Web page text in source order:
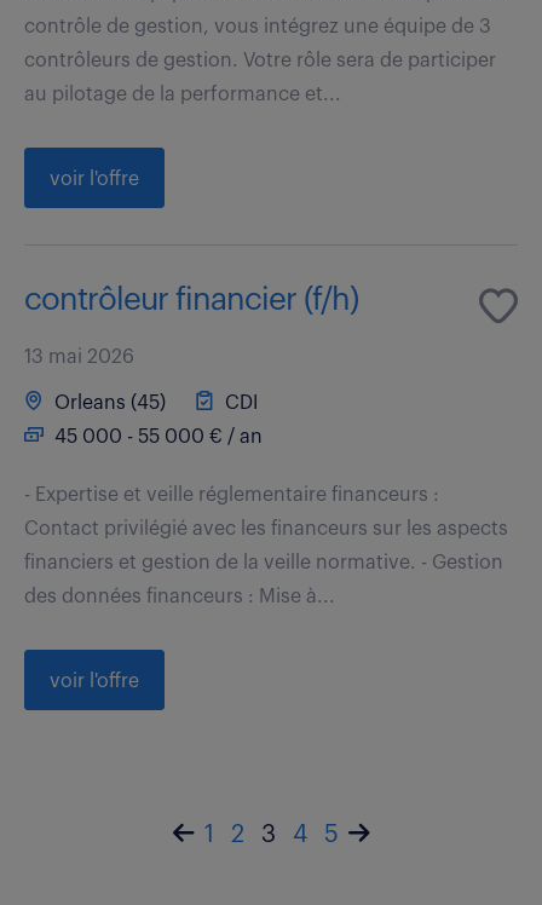
contrôle de gestion, vous intégrez une équipe de 3
contrôleurs de gestion. Votre rôle sera de participer
au pilotage de la performance et...
voir l'offre
contrôleur financier (f/h)
13 mai 2026
Orleans (45)
CDI
45 000 - 55 000 € / an
- Expertise et veille réglementaire financeurs :
Contact privilégié avec les financeurs sur les aspects
financiers et gestion de la veille normative. - Gestion
des données financeurs : Mise à...
voir l'offre
1 2 3 4 5